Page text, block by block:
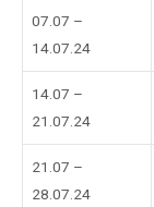
07.07 –
14.07.24
14.07 –
21.07.24
21.07 –
28.07.24